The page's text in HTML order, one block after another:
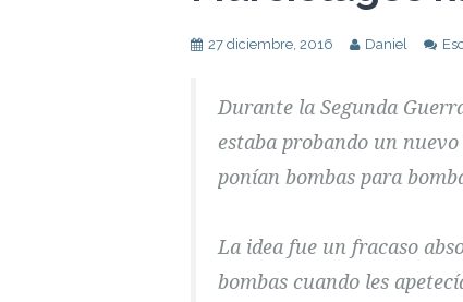
27 diciembre, 2016 Daniel
Durante la Segunda
estaba probando un
ponían bombas para
La idea fue un fracaso
bombas cuando les